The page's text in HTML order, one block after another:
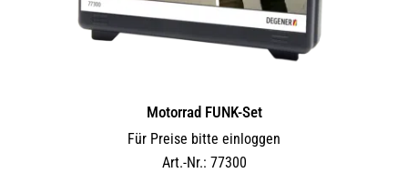
Motorrad FUNK-Set
Für Preise bitte einloggen
Art.-Nr.: 77300